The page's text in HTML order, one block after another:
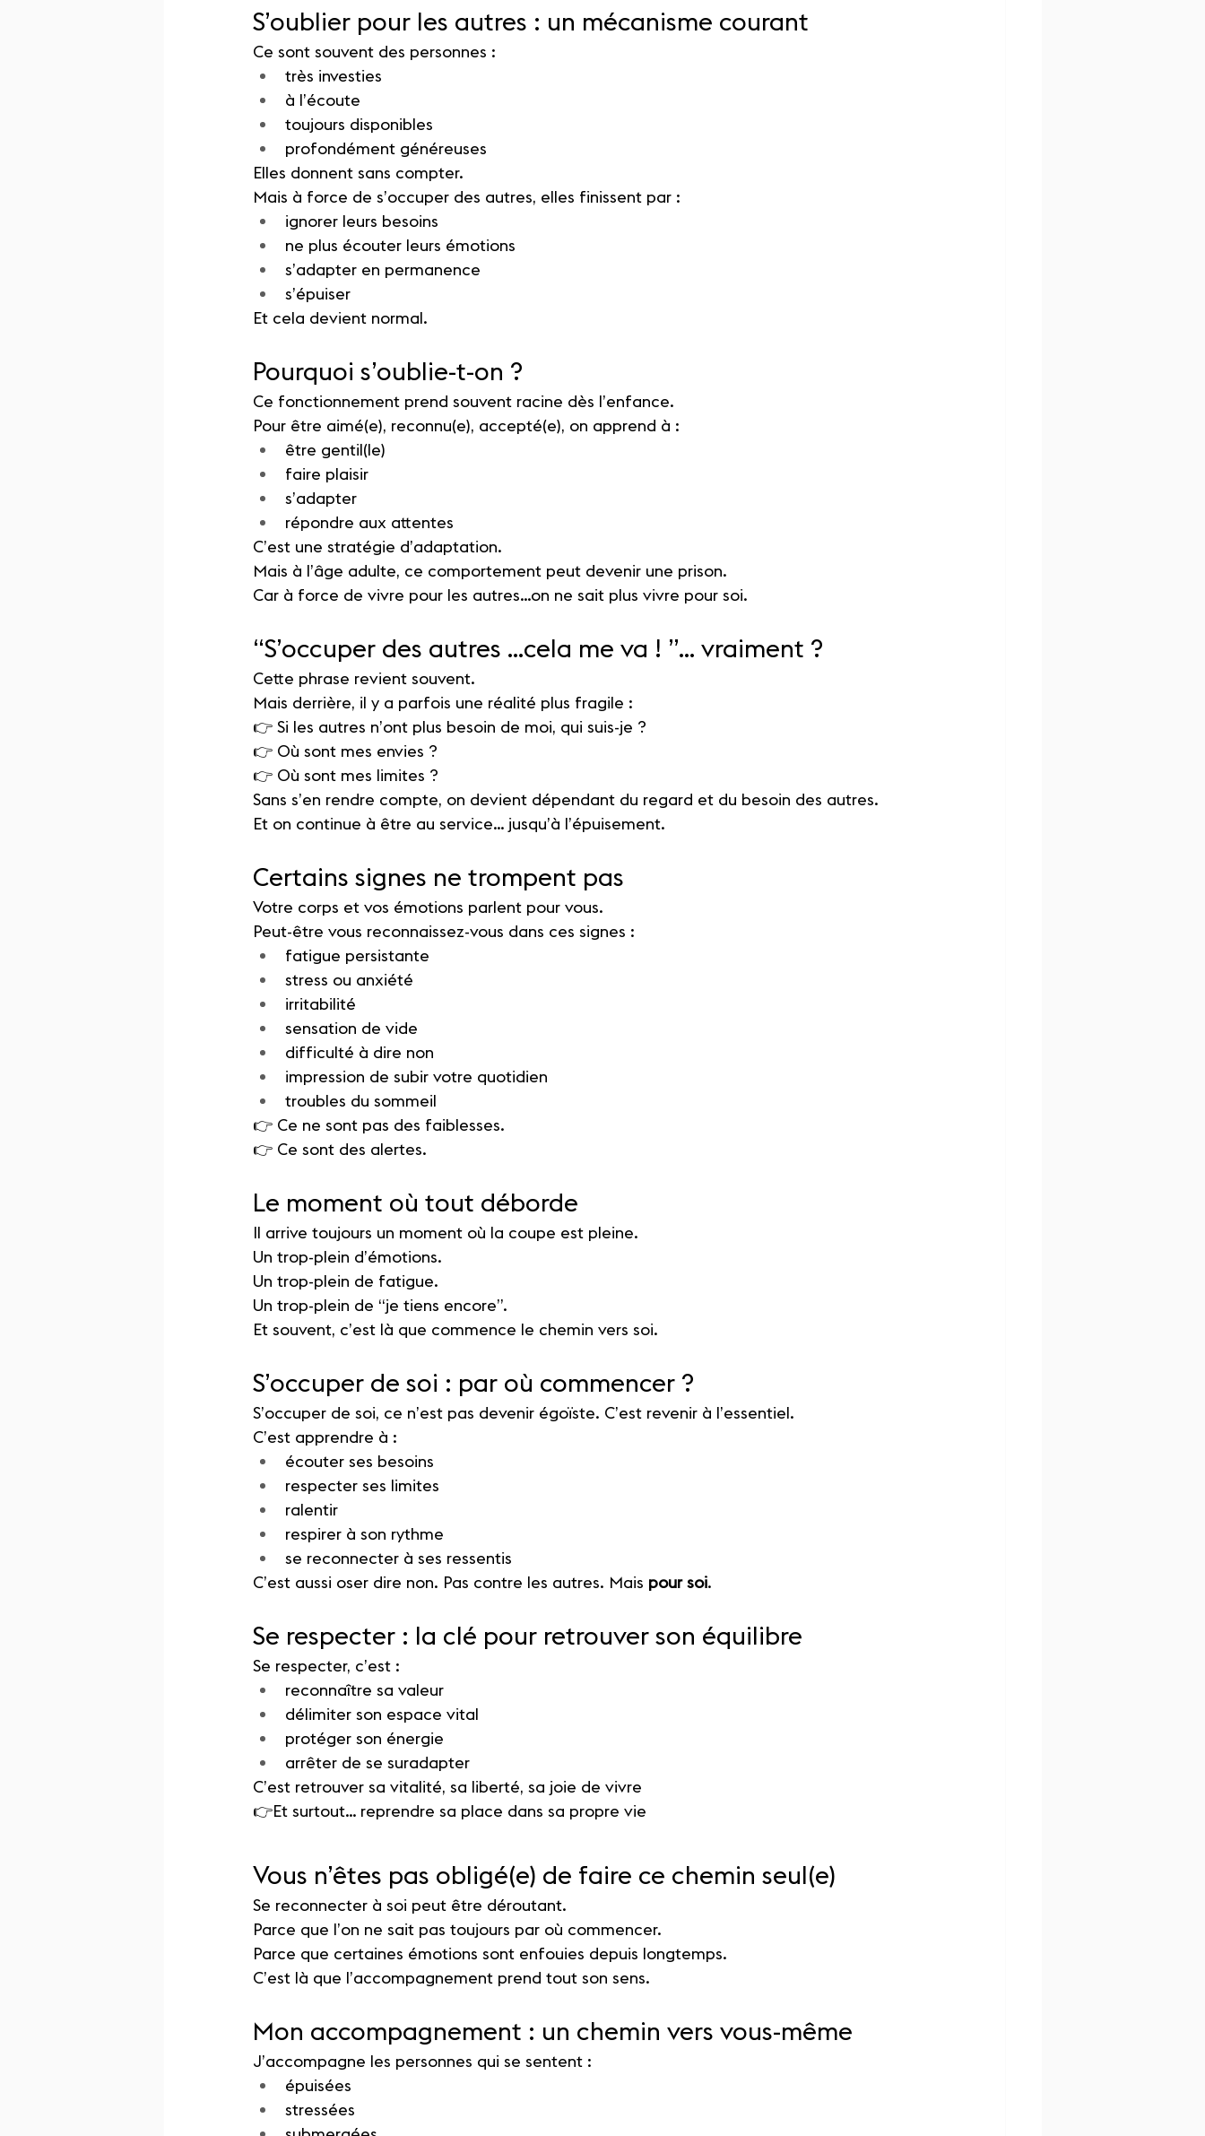
S’oublier pour les autres : un mécanisme courant
Ce sont souvent des personnes :
très investies
à l’écoute
toujours disponibles
profondément généreuses
Elles donnent sans compter.
Mais à force de s’occuper des autres, elles finissent par :
ignorer leurs besoins
ne plus écouter leurs émotions
s’adapter en permanence
s’épuiser
Et cela devient normal.
Pourquoi s’oublie-t-on ?
Ce fonctionnement prend souvent racine dès l’enfance.
Pour être aimé(e), reconnu(e), accepté(e), on apprend à :
être gentil(le)
faire plaisir
s’adapter
répondre aux attentes
C’est une stratégie d’adaptation.
Mais à l’âge adulte, ce comportement peut devenir une prison.
Car à force de vivre pour les autres…on ne sait plus vivre pour soi.
“S’occuper des autres …cela me va ! ”… vraiment ?
Cette phrase revient souvent.
Mais derrière, il y a parfois une réalité plus fragile :
👉 Si les autres n’ont plus besoin de moi, qui suis-je ?
👉 Où sont mes envies ?
👉 Où sont mes limites ?
Sans s’en rendre compte, on devient dépendant du regard et du besoin des autres.
Et on continue à être au service… jusqu’à l’épuisement.
Certains signes ne trompent pas
Votre corps et vos émotions parlent pour vous.
Peut-être vous reconnaissez-vous dans ces signes :
fatigue persistante
stress ou anxiété
irritabilité
sensation de vide
difficulté à dire non
impression de subir votre quotidien
troubles du sommeil
👉 Ce ne sont pas des faiblesses.
👉 Ce sont des alertes.
Le moment où tout déborde
Il arrive toujours un moment où la coupe est pleine.
Un trop-plein d’émotions.
Un trop-plein de fatigue.
Un trop-plein de “je tiens encore”.
Et souvent, c’est là que commence le chemin vers soi.
S’occuper de soi : par où commencer ?
S’occuper de soi, ce n’est pas devenir égoïste. C’est revenir à l’essentiel.
C’est apprendre à :
écouter ses besoins
respecter ses limites
ralentir
respirer à son rythme
se reconnecter à ses ressentis
C’est aussi oser dire non. Pas contre les autres. Mais pour soi.
Se respecter : la clé pour retrouver son équilibre
Se respecter, c’est :
reconnaître sa valeur
délimiter son espace vital
protéger son énergie
arrêter de se suradapter
C’est retrouver sa vitalité, sa liberté, sa joie de vivre
👉Et surtout… reprendre sa place dans sa propre vie
Vous n’êtes pas obligé(e) de faire ce chemin seul(e)
Se reconnecter à soi peut être déroutant.
Parce que l’on ne sait pas toujours par où commencer.
Parce que certaines émotions sont enfouies depuis longtemps.
C’est là que l’accompagnement prend tout son sens.
Mon accompagnement : un chemin vers vous-même
J’accompagne les personnes qui se sentent :
épuisées
stressées